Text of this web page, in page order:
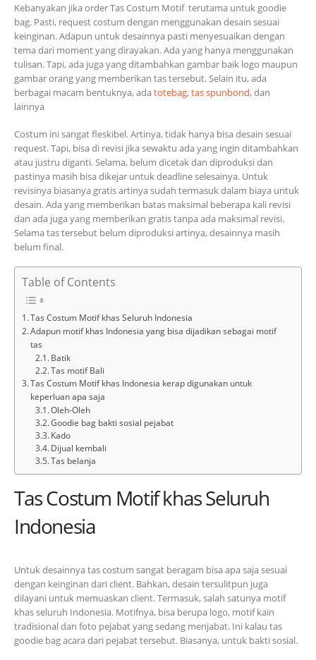
Kebanyakan jika order Tas Costum Motif terutama untuk goodie
bag. Pasti, request costum dengan menggunakan desain sesuai
keinginan. Adapun untuk desainnya pasti menyesuaikan dengan
tema dari moment yang dirayakan. Ada yang hanya menggunakan
tulisan. Tapi, ada juga yang ditambahkan gambar baik logo maupun
gambar orang yang memberikan tas tersebut. Selain itu, ada
berbagai macam bentuknya, adatotebag,tas spunbond, dan
lainnya
Costum ini sangat fleskibel. Artinya, tidak hanya bisa desain sesuai
request. Tapi, bisa di revisi jika sewaktu ada yang ingin ditambahkan
atau justru diganti. Selama, belum dicetak dan diproduksi dan
pastinya masih bisa dikejar untuk deadline selesainya. Untuk
revisinya biasanya gratis artinya sudah termasuk dalam biaya untuk
desain. Ada yang memberikan batas maksimal beberapa kali revisi
dan ada juga yang memberikan gratis tanpa ada maksimal revisi.
Selama tas tersebut belum diproduksi artinya, desainnya masih
belum final.
Table of Contents
Tas Costum Motif khas Seluruh Indonesia
Adapun motif khas Indonesia yang bisa dijadikan sebagai motif
tas
Batik
Tas motif Bali
Tas Costum Motif khas Indonesia kerap digunakan untuk
keperluan apa saja
Oleh-Oleh
Goodie bag bakti sosial pejabat
Kado
Dijual kembali
Tas belanja
Tas Costum Motif khas Seluruh
Indonesia
Untuk desainnya tas costum sangat beragam bisa apa saja sesuai
dengan keinginan dari client. Bahkan, desain tersulitpun juga
dilayani untuk memuaskan client. Termasuk, salah satunya motif
khas seluruh Indonesia. Motifnya, bisa berupa logo, motif kain
tradisional dan foto pejabat yang sedang menjabat. Ini kalau tas
goodie bag acara dari pejabat tersebut. Biasanya, untuk bakti sosial.